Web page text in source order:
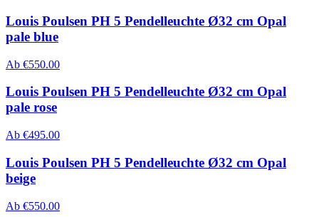
Louis Poulsen PH 5 Pendelleuchte Ø32 cm Opal
pale blue
Ab €550.00
Louis Poulsen PH 5 Pendelleuchte Ø32 cm Opal
pale rose
Ab €495.00
Louis Poulsen PH 5 Pendelleuchte Ø32 cm Opal
beige
Ab €550.00